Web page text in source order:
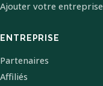
Ajouter votre entreprise
ENTREPRISE
Partenaires
Affiliés